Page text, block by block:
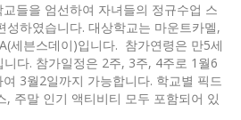
들을 엄선하여 자녀들의 정규수업 스
성하였습니다. 대상학교는 마운트카멜,
세븐스데이)입니다. 참가연령은 만5세
다. 참가일정은 2주, 3주, 4주로 1월6
3월2일까지 가능합니다. 학교별 픽드
, 주말 인기 액티비티 모두 포함되어 있